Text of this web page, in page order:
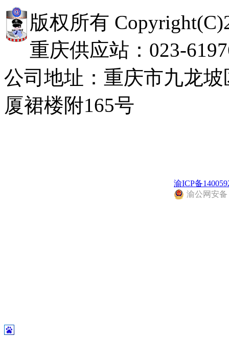
版权所有
重庆供应站：023-
公司地址：重庆市九龙
厦裙楼附165号
渝ICP备
渝公网安备